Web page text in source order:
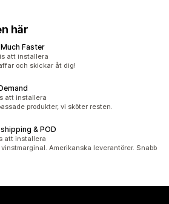
här
Faster
att installera
och skickar åt dig!
att installera
produkter, vi sköter resten.
& POD
att installera
vinstmarginal. Amerikanska leverantörer. Snabb